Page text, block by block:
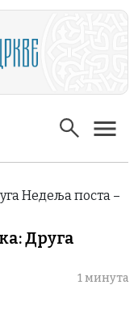
Недеља поста –
Друга
1 минута